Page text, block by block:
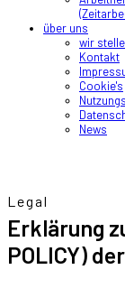
über uns
wir
Kontakt
Cookie's
News
Legal
Erklärung
POLICY)